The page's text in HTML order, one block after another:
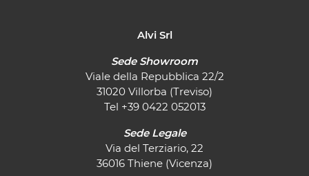
Alvi Srl
Sede Showroom
Viale della Repubblica 22/2
31020 Villorba (Treviso)
Tel +39 0422 052013
Sede Legale
Via del Terziario, 22
36016 Thiene (Vicenza)